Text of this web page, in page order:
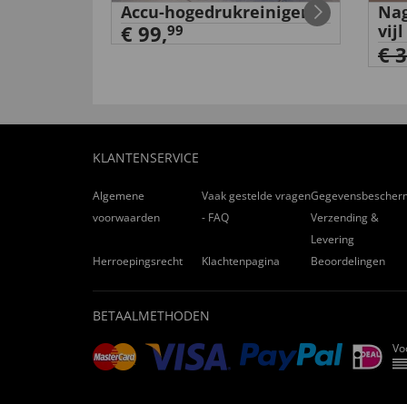
Accu-hogedrukreiniger
€ 99,99
vijl
€
KLANTENSERVICE
Algemene
voorwaarden
Vaak gestelde vragen
- FAQ
Verzending &
Levering
Herroepingsrecht
Klachtenpagina Beoordelingen
BETAALMETHODEN